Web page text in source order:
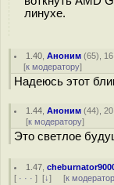
линухе.
1.40 ,Аноним (65),
[к модератору]
Надеюсь этот
1.44 ,Аноним (44),
[к модератору]
Это светлое
1.47 ,
[ · · · ] [↓] [к